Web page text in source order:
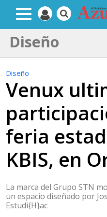
Diseño
Diseño
Venux
feria
KBIS, en
La marca del Grupo STN
un espacio diseñado por
Estudi{H}ac